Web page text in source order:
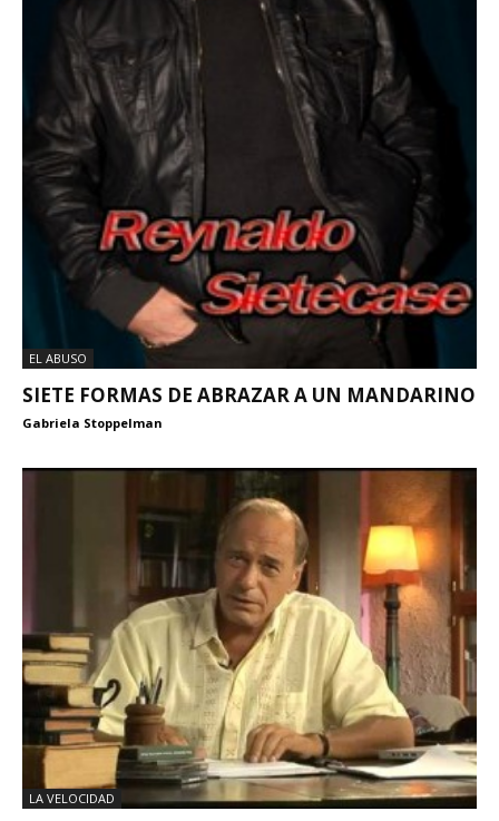
EL ABUSO
SIETE FORMAS DE ABRAZAR A UN MANDARINO
Gabriela Stoppelman
LA VELOCIDAD